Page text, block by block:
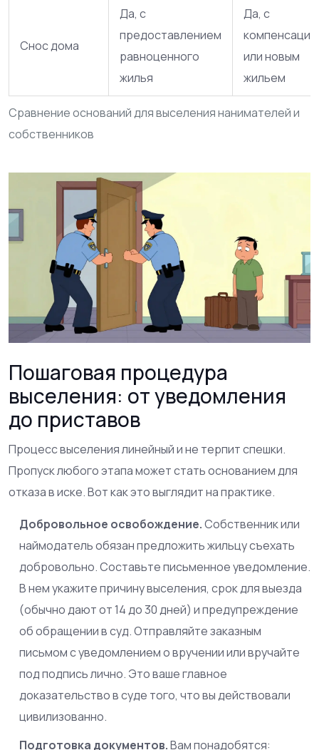
Сравнение оснований для выселения нанимателей и
собственников
Снос дома
Да, с
предоставлением
равноценного
жилья
Да, с
или новым
жильем
Пошаговая процедура
выселения: от уведомления
до приставов
Процесс выселения линейный и не терпит спешки.
Пропуск любого этапа может стать основанием для
отказа в иске. Вот как это выглядит на практике.
Добровольное освобождение.Собственник или
наймодатель обязан предложить жильцу съехать
добровольно. Составьте письменное уведомление.
В нем укажите причину выселения, срок для выезда
(обычно дают от 14 до 30 дней) и предупреждение
об обращении в суд. Отправляйте заказным
письмом с уведомлением о вручении или вручайте
под подпись лично. Это ваше главное
доказательство в суде того, что вы действовали
цивилизованно.
Подготовка документов.Вам понадобятся: